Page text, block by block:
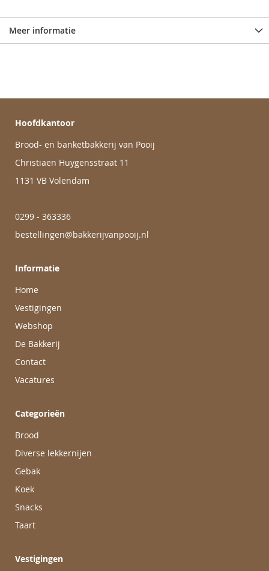
Meer informatie
Hoofdkantoor
Brood- en banketbakkerij van Pooij
Christiaen Huygensstraat 11
1131 VB Volendam
0299 - 363336
bestellingen@bakkerijvanpooij.nl
Informatie
Home
Vestigingen
Webshop
De Bakkerij
Contact
Vacatures
Categorieën
Brood
Diverse lekkernijen
Gebak
Koek
Snacks
Taart
Vestigingen